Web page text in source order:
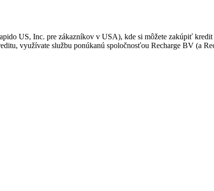
US, Inc. pre zákazníkov v USA), kde si môžete zakúpiť
využívate službu ponúkanú spoločnosťou Recharge BV (a